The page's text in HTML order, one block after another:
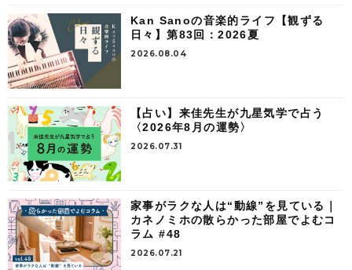
Kan Sanoの音楽的ライフ【観ずる
日々】第83回：2026夏
2026.08.04
【占い】来佳先生が九星気学で占う
〈2026年8月の運勢〉
2026.07.31
家事がラクな人は“動線”を見ている｜
カネノミホの散らかった部屋でよむコ
ラム #48
2026.07.21